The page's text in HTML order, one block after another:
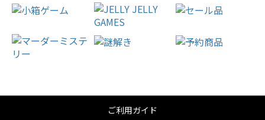
ご利用ガイド